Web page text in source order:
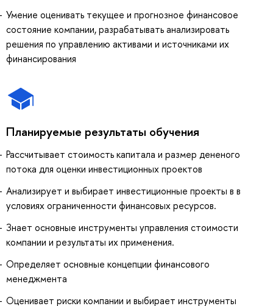
Умение оценивать текущее и прогнозное финансовое
состояние компании, разрабатывать анализировать
решения по управлению активами и источниками их
финансирования
Планируемые результаты обучения
Рассчитывает стоимость капитала и размер дененого
потока для оценки инвестиционных проектов
Анализирует и выбирает инвестиционные проекты в в
условиях ограниченности финансовых ресурсов.
Знает основные инструменты управления стоимости
компании и результаты их применения.
Определяет основные концепции финансового
менеджмента
Оценивает риски компании и выбирает инструменты